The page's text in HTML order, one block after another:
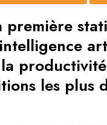
première
les plus